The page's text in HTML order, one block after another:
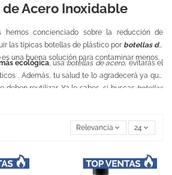
Acero Inoxidable
hemos concienciado sobre la reducción de
las típicas botellas de plástico por botellas de
es una buena solución para contaminar menos.
ecológica, usa botellas de acero, evitarás el
. Además, tu salud te lo agradecerá ya que
deben reutilizar. Ya lo sabes, si buscas botellas
Relevancia 24